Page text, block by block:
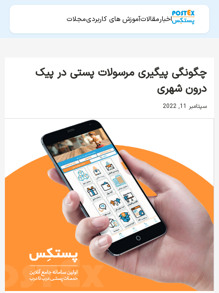
اخبارمقالاتآموزش های کاربردیمجلات
چگونگی پیگیری مرسولات پستی در پیک
درون شهری
سپتامبر 11, 2022